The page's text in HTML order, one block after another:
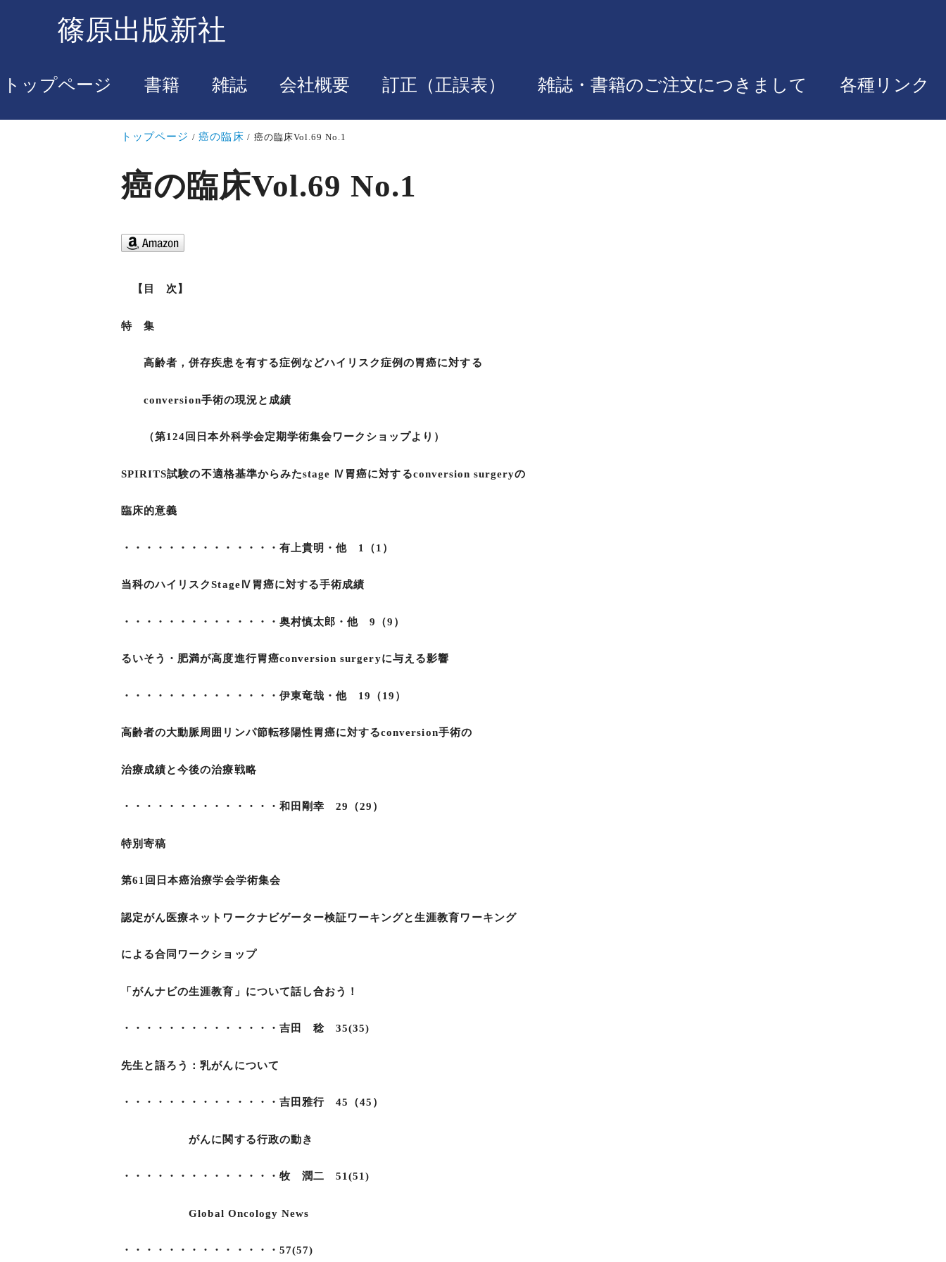
篠原出版新社
トップページ 書籍 雑誌 会社概要 訂正（正誤表） 雑誌・書籍のご注文につきまして 各種リンク
トップページ 癌の臨床 癌の臨床Vol.69 No.1
癌の臨床Vol.69 No.1
【目 次】
特 集
高齢者，併存疾患を有する症例などハイリスク症例の胃癌に対する
conversion手術の現況と成績
（第124回日本外科学会定期学術集会ワークショップより）
SPIRITS試験の不適格基準からみたstage Ⅳ胃癌に対するconversion surgeryの
臨床的意義
・・・・・・・・・・・・・・有上貴明・他 1（1）
当科のハイリスクStageⅣ胃癌に対する手術成績
・・・・・・・・・・・・・・奥村慎太郎・他 9（9）
るいそう・肥満が高度進行胃癌conversion surgeryに与える影響
・・・・・・・・・・・・・・伊東竜哉・他 19（19）
高齢者の大動脈周囲リンパ節転移陽性胃癌に対するconversion手術の
治療成績と今後の治療戦略
・・・・・・・・・・・・・・和田剛幸 29（29）
特別寄稿
第61回日本癌治療学会学術集会
認定がん医療ネットワークナビゲーター検証ワーキングと生涯教育ワーキング
による合同ワークショップ
「がんナビの生涯教育」について話し合おう！
・・・・・・・・・・・・・・吉田 稔 35(35)
先生と語ろう：乳がんについて
・・・・・・・・・・・・・・吉田雅行 45（45）
がんに関する行政の動き
・・・・・・・・・・・・・・牧 潤二 51(51)
Global Oncology News
・・・・・・・・・・・・・・57(57)